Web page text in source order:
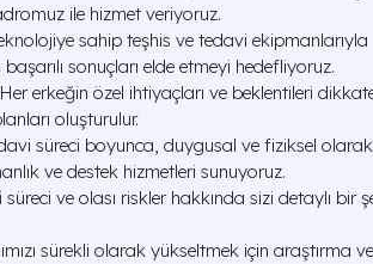
ile hizmet veriyoruz.
sahip teşhis ve tedavi ekipmanlarıyla
sonuçları elde etmeyi hedefliyoruz.
Her erkeğin özel ihtiyaçları ve beklentileri
oluşturulur.
süreci boyunca, duygusal ve fiziksel
ve destek hizmetleri sunuyoruz.
süreci ve olası riskler hakkında sizi detaylı bir
sürekli olarak yükseltmek için araştırma ve